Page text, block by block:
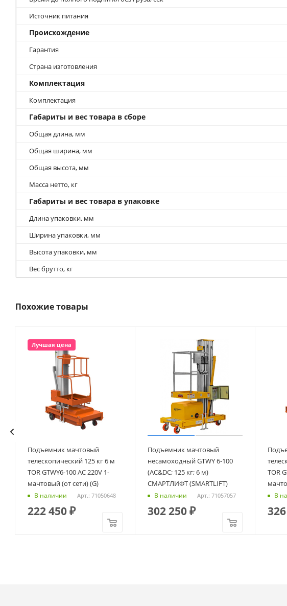
Источник питания
Происхождение
Гарантия
Страна изготовления
Комплектация
Комплектация
Габариты и вес товара в сборе
Общая длина, мм
Общая ширина, мм
Общая высота, мм
Масса нетто, кг
Габариты и вес товара в упаковке
Длина упаковки, мм
Ширина упаковки, мм
Высота упаковки, мм
Вес брутто, кг
Похожие товары
Лучшая цена
Подъемник мачтовый
телескопический 125 кг 6 м
TOR GTWY6-100 AC 220V 1-
мачтовый (от сети) (G)
В наличии Арт.: 71050648
222 450₽
Подъемник мачтовый
несамоходный GTWY 6-100
(AC&DC; 125 кг; 6 м)
СМАРТЛИФТ (SMARTLIFT)
В наличии Арт.: 71057057
302 250₽
TOR
В